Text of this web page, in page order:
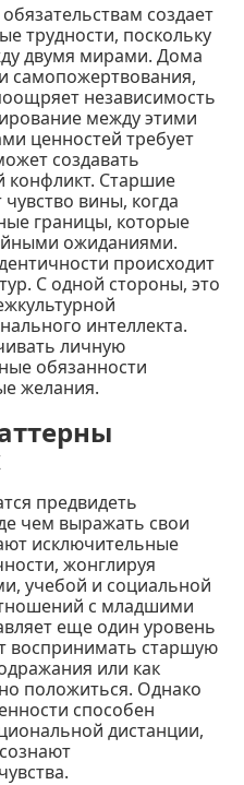
создает
трудности, поскольку
двумя мирами. Дома
самопожертвования,
независимость
между этими
ценностей требует
создавать
конфликт. Старшие
вины, когда
границы, которые
ожиданиями.
происходит
С одной стороны, это
интеллекта.
личную
обязанности
желания.
предвидеть
чем выражать свои
исключительные
жонглируя
учебой и социальной
с младшими
еще один уровень
воспринимать старшую
или как
положиться. Однако
способен
дистанции,